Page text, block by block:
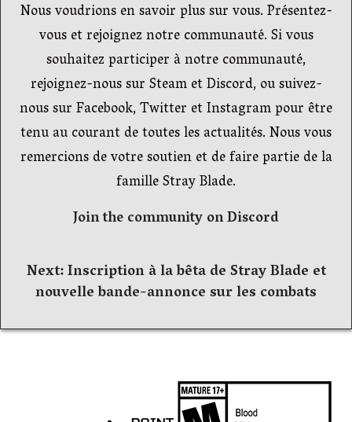
Nous voudrions en savoir plus sur vous. Présentez-
vous et rejoignez notre communauté. Si vous
souhaitez participer à notre communauté,
rejoignez-nous sur Steam et Discord, ou suivez-
nous sur Facebook, Twitter et Instagram pour être
tenu au courant de toutes les actualités. Nous vous
remercions de votre soutien et de faire partie de la
famille Stray Blade.
Join the community on Discord
Navigation
de
l’article
Next:Inscription à la bêta de Stray Blade et
nouvelle bande-annonce sur les combats